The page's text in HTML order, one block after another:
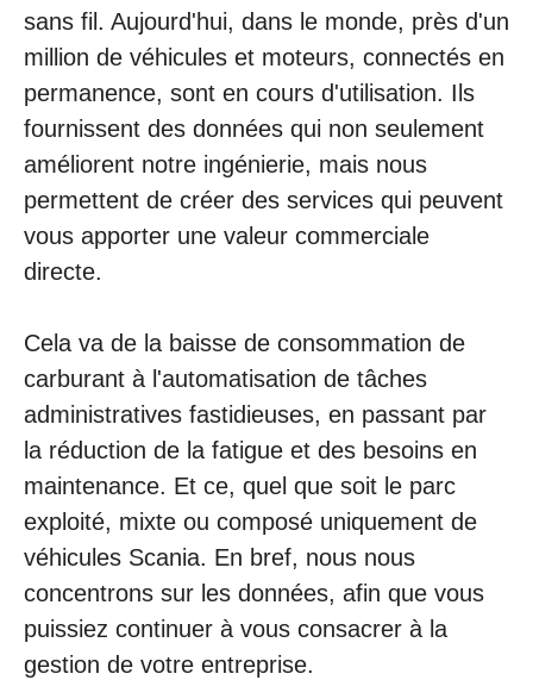
sans fil. Aujourd'hui, dans le monde, près d'un
million de véhicules et moteurs, connectés en
permanence, sont en cours d'utilisation. Ils
fournissent des données qui non seulement
améliorent notre ingénierie, mais nous
permettent de créer des services qui peuvent
vous apporter une valeur commerciale
directe.
Cela va de la baisse de consommation de
carburant à l'automatisation de tâches
administratives fastidieuses, en passant par
la réduction de la fatigue et des besoins en
maintenance. Et ce, quel que soit le parc
exploité, mixte ou composé uniquement de
véhicules Scania. En bref, nous nous
concentrons sur les données, afin que vous
puissiez continuer à vous consacrer à la
gestion de votre entreprise.